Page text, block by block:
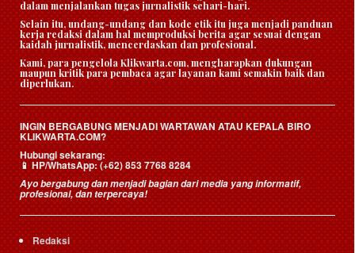
dalam menjalankan tugas jurnalistik sehari-hari.
Selain itu, undang-undang dan kode etik itu juga menjadi panduan
kerja redaksi dalam hal memproduksi berita agar sesuai dengan
kaidah jurnalistik, mencerdaskan dan profesional.
Kami, para pengelola Klikwarta.com, mengharapkan dukungan
maupun kritik para pembaca agar layanan kami semakin baik dan
diperlukan.
INGIN BERGABUNG MENJADI WARTAWAN ATAU KEPALA BIRO
KLIKWARTA.COM?
Hubungi sekarang:
📱HP/WhatsApp:(+62) 853 7768 8284
Ayo bergabung dan menjadi bagian dari media yang informatif,
profesional, dan terpercaya!
Redaksi